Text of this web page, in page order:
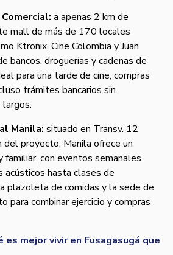
a apenas 2 km de
mall de más de 170 locales
Ktronix, Cine Colombia y Juan
bancos, droguerías y cadenas de
para una tarde de cine, compras
trámites bancarios sin
Manila: situado en Transv. 12
proyecto, Manila ofrece un
familiar, con eventos semanales
acústicos hasta clases de
plazoleta de comidas y la sede de
para combinar ejercicio y compras
es mejor vivir en Fusagasugá que